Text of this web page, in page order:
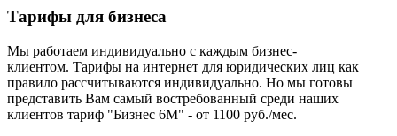
Тарифы для бизнеса
Мы работаем индивидуально с каждым бизнес-
клиентом. Тарифы на интернет для юридических лиц как
правило рассчитываются индивидуально. Но мы готовы
представить Вам самый востребованный среди наших
клиентов тариф "Бизнес 6М" - от 1100 руб./мес.